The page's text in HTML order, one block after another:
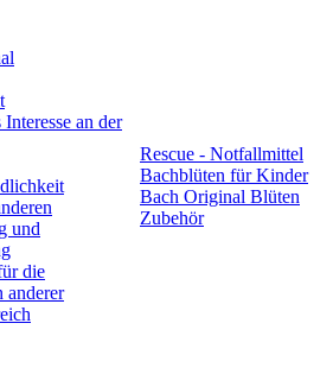
an der
und
die
anderer
Rescue - Notfallmittel
Bachblüten für Kinder
Bach Original Blüten
Zubehör